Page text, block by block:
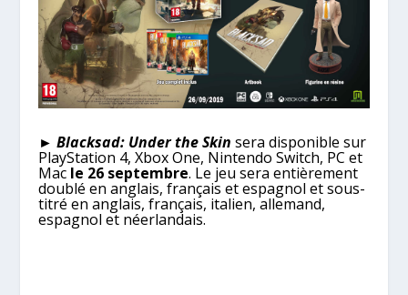
► Blacksad: Under the Skin sera disponible sur
PlayStation 4, Xbox One, Nintendo Switch, PC et
Mac le 26 septembre. Le jeu sera entièrement
doublé en anglais, français et espagnol et sous-
titré en anglais, français, italien, allemand,
espagnol et néerlandais.